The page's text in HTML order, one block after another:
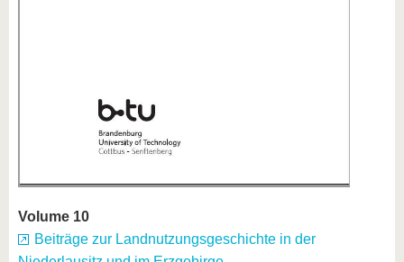
Volume 10
Beiträge zur Landnutzungsgeschichte in der